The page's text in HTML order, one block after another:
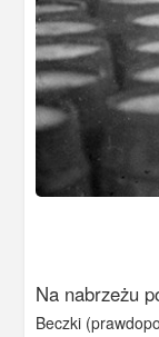
Na nabrzeżu
Beczki